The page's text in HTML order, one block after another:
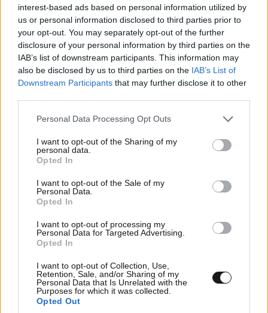
interest-based ads based on personal information utilized by
us or personal information disclosed to third parties prior to
your opt-out. You may separately opt-out of the further
disclosure of your personal information by third parties on the
IAB’s list of downstream participants. This information may
also be disclosed by us to third parties on the IAB’s List of
Downstream Participants that may further disclose it to other
Please note that this website/app uses one or more Google
not limited to your visit or usage behaviour. You may click to
grant or deny consent to Google and its third-party tags to
use your data for below specified purposes in below Google
consent section.
Personal Data Processing Opt Outs
I want to opt-out of the Sharing of my
personal data.
Opted In
I want to opt-out of the Sale of my
Personal Data.
Opted In
I want to opt-out of processing my
Personal Data for Targeted Advertising.
Opted In
I want to opt-out of Collection, Use,
Retention, Sale, and/or Sharing of my
Personal Data that Is Unrelated with the
Purposes for which it was collected.
Opted Out
ΠΡΟΣΘΗΚΗ
TRENDING
LIFESTYLE08·08·2026 19:12
Εριέττα Κούρκουλου – Τα 33α γενέθλια και τα
φιλιά με τον Βύρωνα Βασιλειάδη: «Καμία στιγμή